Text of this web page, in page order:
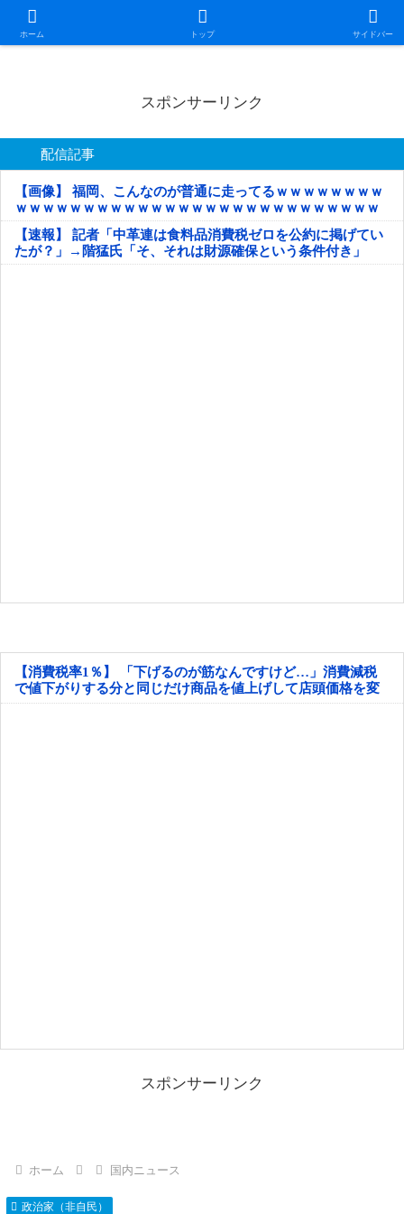
ホーム トップ サイドバー
日本第一！ニュース録
スポンサーリンク
配信記事
【画像】 福岡、こんなのが普通に走ってるｗｗｗｗｗｗｗｗ
ｗｗｗｗｗｗｗｗｗｗｗｗｗｗｗｗｗｗｗｗｗｗｗｗｗｗｗ
ｗｗｗｗｗ
【速報】 記者「中革連は食料品消費税ゼロを公約に掲げてい
たが？」→階猛氏「そ、それは財源確保という条件付き」
【消費税率1％】 「下げるのが筋なんですけど…」消費減税
で値下がりする分と同じだけ商品を値上げして店頭価格を変
えない店も
スポンサーリンク
ホーム 国内ニュース
政治家（非自民）